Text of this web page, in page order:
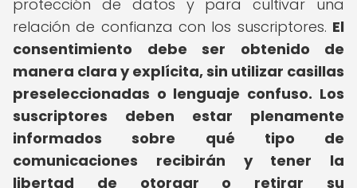
protección de datos y para cultivar una
relación de confianza con los suscriptores. El
consentimiento debe ser obtenido de
manera clara y explícita, sin utilizar casillas
preseleccionadas o lenguaje confuso. Los
suscriptores deben estar plenamente
informados sobre qué tipo de
comunicaciones recibirán y tener la
libertad de otorgar o retirar su